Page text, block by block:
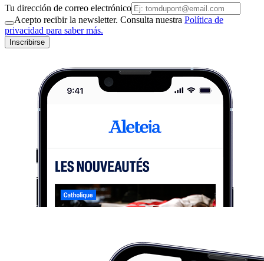
Tu dirección de correo electrónico
Acepto recibir la newsletter. Consulta nuestra Política de
privacidad para saber más.
Inscribirse